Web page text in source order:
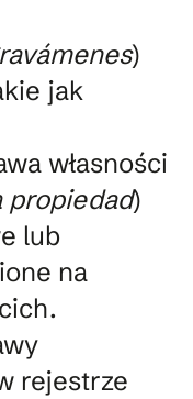
)
jak
własności
propiedad)
lub
na
rejestrze